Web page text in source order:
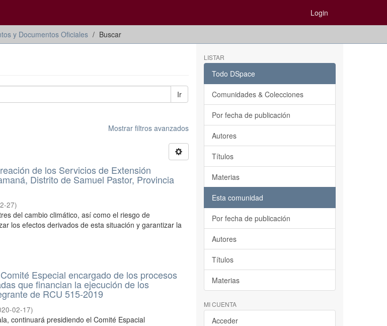
Login
y Documentos Oficiales Buscar
Ir
Mostrar filtros avanzados
de los Servicios de Extensión
Distrito de Samuel Pastor, Provincia
27)
del cambio climático, así como el riesgo de
los efectos derivados de esta situación y garantizar la
Especial encargado de los procesos
que financian la ejecución de los
de RCU 515-2019
02-17)
continuará presidiendo el Comité Espacial
LISTAR
Todo DSpace
Comunidades & Colecciones
Por fecha de publicación
Autores
Títulos
Materias
Esta comunidad
Por fecha de publicación
Autores
Títulos
Materias
MI CUENTA
Acceder